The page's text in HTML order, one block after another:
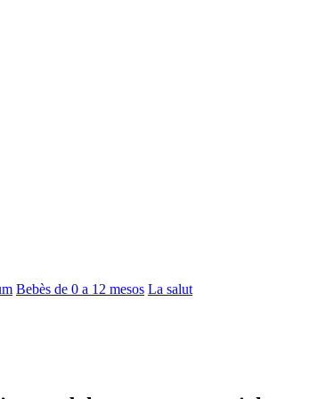
Bebès de 0 a 12 mesos La salut